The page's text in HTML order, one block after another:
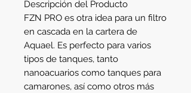
Descripción del Producto
FZN PRO es otra idea para un filtro
en cascada en la cartera de
Aquael. Es perfecto para varios
tipos de tanques, tanto
nanoacuarios como tanques para
camarones, así como otros más